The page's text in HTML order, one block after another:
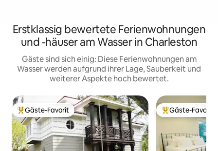
Erstklassig bewertete Ferienwohnungen
und -häuser am Wasser in Charleston
Gäste sind sich einig: Diese Ferienwohnungen am
Wasser werden aufgrund ihrer Lage, Sauberkeit und
weiterer Aspekte hoch bewertet.
Beliebter Gäste-Favorit.
Gäste-Favorit Beliebter Gäste-
Gäste-Favorit